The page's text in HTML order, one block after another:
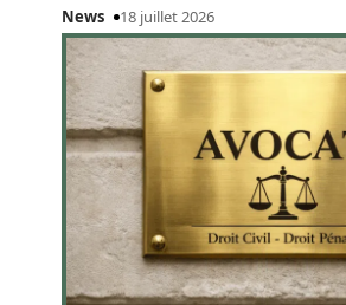
News 18 juillet 2026